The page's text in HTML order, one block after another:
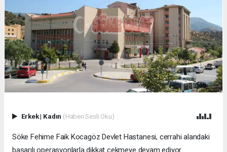
Erkek| Kadın (Haberi Sesli Oku)
Söke Fehime Faik Kocagöz Devlet Hastanesi, cerrahi alandaki
başarılı operasyonlarla dikkat çekmeye devam ediyor.